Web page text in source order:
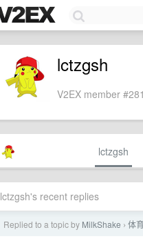
lctzgsh
V2EX member
lctzgsh
lctzgsh's recent replies
Replied to a topic by MilkShake › 体